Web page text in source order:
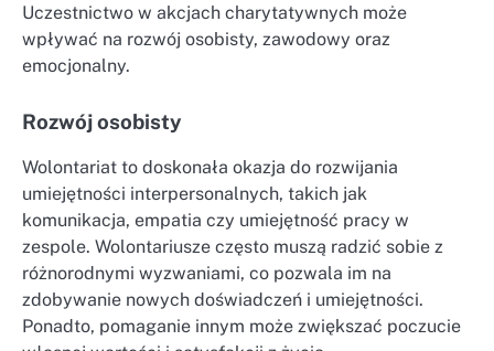
Uczestnictwo w akcjach charytatywnych może
wpływać na rozwój osobisty, zawodowy oraz
emocjonalny.
Rozwój osobisty
Wolontariat to doskonała okazja do rozwijania
umiejętności interpersonalnych, takich jak
komunikacja, empatia czy umiejętność pracy w
zespole. Wolontariusze często muszą radzić sobie z
różnorodnymi wyzwaniami, co pozwala im na
zdobywanie nowych doświadczeń i umiejętności.
Ponadto, pomaganie innym może zwiększać poczucie